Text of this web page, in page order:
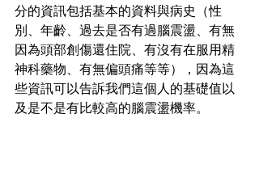
分的資訊包括基本的資料與病史（性
別、年齡、過去是否有過腦震盪、有無
因為頭部創傷還住院、有沒有在服用精
神科藥物、有無偏頭痛等等），因為這
些資訊可以告訴我們這個人的基礎值以
及是不是有比較高的腦震盪機率。